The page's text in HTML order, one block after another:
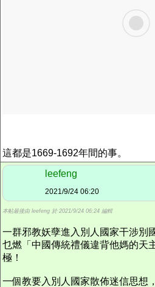
這都是1669-1692年間的事。
leefeng
2021/9/24 06:20
本帖最後由 leefeng 於 2021/9/24 06:24 編輯
一群邪教妖孽進入別人國家干涉別
乜燃「中國傳統禮儀違背他媽的天
極！
一個教要入別人國家散佈迷信思想